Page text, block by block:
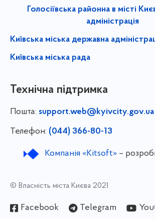
Голосіївська районна в місті
адміністрація
Київська міська державна
Київська міська рада
Технічна підтримка
Пошта: support.web@kyivcity.gov.ua
Телефон: (044) 366-80-13
Компанія «Kitsoft»–
© Власність міста Києва 2021
Facebook Telegram